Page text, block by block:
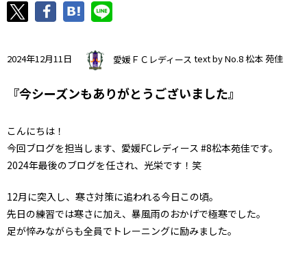
2024年12月11日 愛媛ＦＣレディース text by No.8 松本 苑佳
『今シーズンもありがとうございました』
こんにちは！
今回ブログを担当します、愛媛FCレディース #8松本苑佳です。
2024年最後のブログを任され、光栄です！笑
12月に突入し、寒さ対策に追われる今日この頃。
先日の練習では寒さに加え、暴風雨のおかげで極寒でした。
足が悴みながらも全員でトレーニングに励みました。